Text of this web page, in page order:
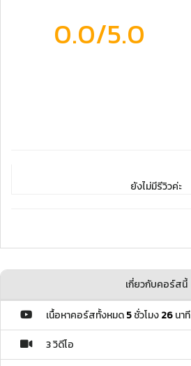
0.0/5.0
ยังไม่มีรีวิวค่ะ
เกี่ยวกับคอร์สนี้
เนื้อหาคอร์สทั้งหมด5ชั่วโมง26นาที
3 วิดีโอ